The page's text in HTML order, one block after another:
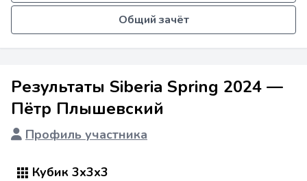
Общий зачёт
Результаты Siberia Spring 2024 —
Пётр Плышевский
Профиль участника
Кубик 3x3x3